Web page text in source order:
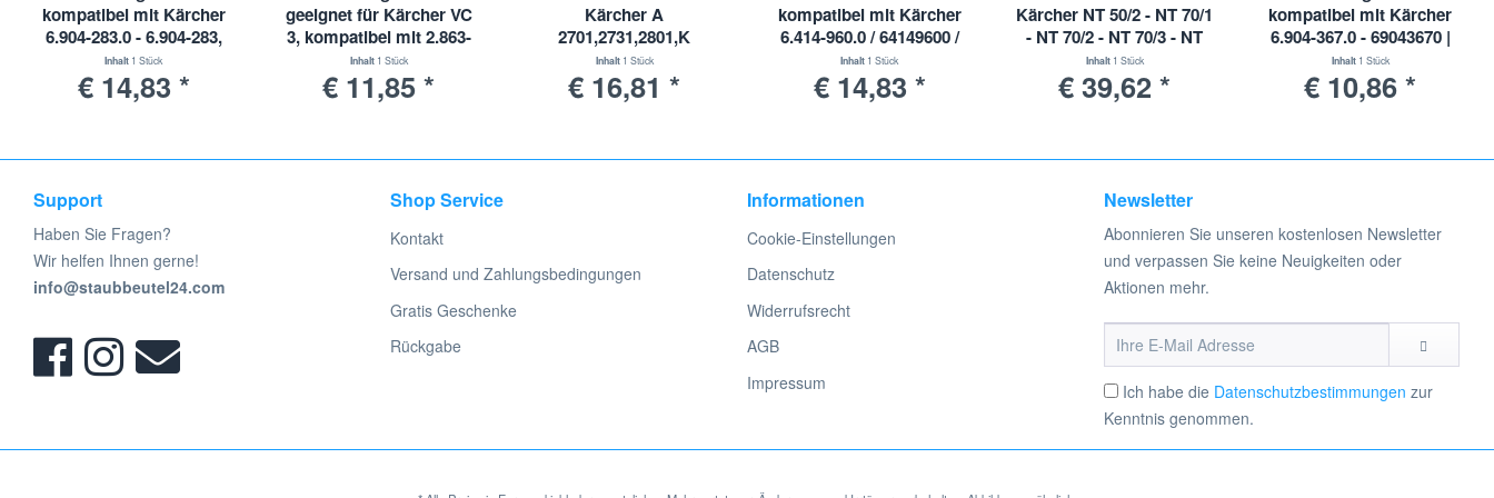
kompatibel mit Kärcher
6.904-283.0 - 6.904-283,
NT65/2 Ap, NT72/2 Eco
Tc, NT75/2
Inhalt 1 Stück
€ 14,83 *
geeignet für Kärcher VC
3, kompatibel mit 2.863-
238.0 | HEPA-
Hygienefilter
Inhalt 1 Stück
€ 11,85 *
Kärcher A
2701,2731,2801,K
2501,2601,2701,2801,
3001, SE 2.001, 5.100,
6.100
Inhalt 1 Stück
€ 16,81 *
kompatibel mit Kärcher
6.414-960.0 / 64149600 /
WD 4.200 - WD 5.999/
WD4
Inhalt 1 Stück
€ 14,83 *
Kärcher NT 50/2 - NT 70/1
- NT 70/2 - NT 70/3 - NT
90/2
Inhalt 1 Stück
€ 39,62 *
kompatibel mit Kärcher
6.904-367.0 - 69043670 |
NT25/1 Ap - NT45/1 Tact,
Te, Ec,
Inhalt 1 Stück
€ 10,86 *
Support
Haben Sie Fragen?
Wir helfen Ihnen gerne!
info@staubbeutel24.com
Shop Service
Kontakt
Versand und Zahlungsbedingungen
Gratis Geschenke
Rückgabe
Informationen
Cookie-Einstellungen
Datenschutz
Widerrufsrecht
AGB
Impressum
Newsletter
Abonnieren Sie unseren kostenlosen Newsletter
und verpassen Sie keine Neuigkeiten oder
Aktionen mehr.
Ich habe die Datenschutzbestimmungen zur
Kenntnis genommen.